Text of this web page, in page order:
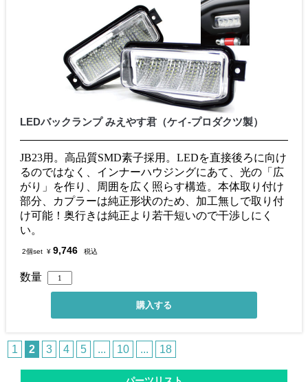
LEDバックランプ みえやす君（ケイ-プロダクツ製）
JB23用。高品質SMD素子採用。LEDを直接後ろに向け
るのではなく、インナーハウジングにあて、光の「広
がり」を作り、周囲を広く照らす構造。本体取り付け
部分、カプラーは純正形状のため、加工無しで取り付
け可能！奥行きは純正より若干短いので干渉しにく
い。
2個set ¥ 9,746 税込
数量
1 2 3 4 5 ... 10 ... 18